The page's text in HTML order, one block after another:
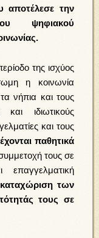
αποτέλεσε την
ψηφιακού
της ισχύος
η κοινωνία
νήπια και τους
ιδιωτικούς
και τους
παθητικά
τους σε
επαγγελματική
των
τους σε